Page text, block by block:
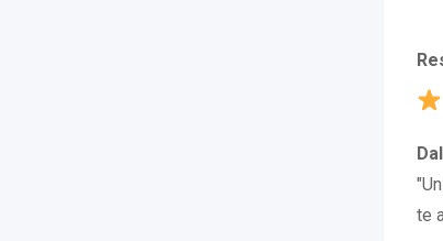
te